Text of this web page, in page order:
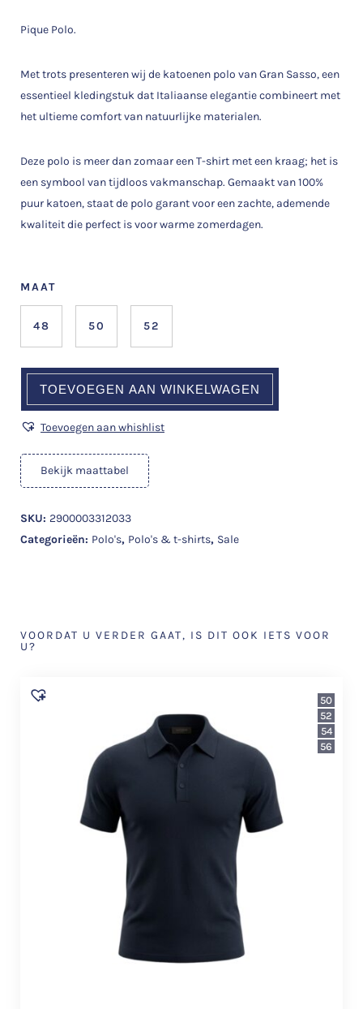
Pique Polo.
Met trots presenteren wij de katoenen polo van Gran Sasso, een
essentieel kledingstuk dat Italiaanse elegantie combineert met
het ultieme comfort van natuurlijke materialen.
Deze polo is meer dan zomaar een T-shirt met een kraag; het is
een symbool van tijdloos vakmanschap. Gemaakt van 100%
puur katoen, staat de polo garant voor een zachte, ademende
kwaliteit die perfect is voor warme zomerdagen.
MAAT
48 50 52
TOEVOEGEN AAN WINKELWAGEN
Toevoegen aan whishlist
Bekijk maattabel
SKU: 2900003312033
Categorieën: Polo's, Polo's & t-shirts, Sale
VOORDAT U VERDER GAAT, IS DIT OOK IETS VOOR
U?
50
52
54
56